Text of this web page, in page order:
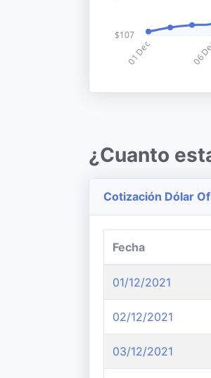
¿Cuanto
Cotización Dólar
Fecha
01/12/2021
02/12/2021
03/12/2021